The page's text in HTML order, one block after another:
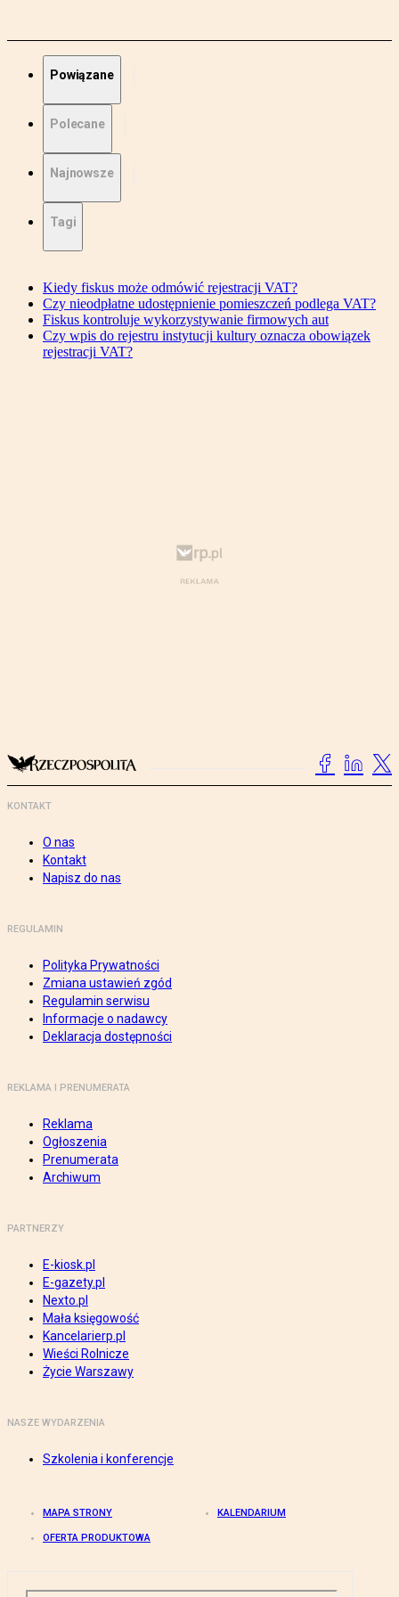
Powiązane
Polecane
Najnowsze
Tagi
Kiedy fiskus może odmówić rejestracji VAT?
Czy nieodpłatne udostępnienie pomieszczeń podlega VAT?
Fiskus kontroluje wykorzystywanie firmowych aut
Czy wpis do rejestru instytucji kultury oznacza obowiązek
rejestracji VAT?
KONTAKT
O nas
Kontakt
Napisz do nas
REGULAMIN
Polityka Prywatności
Zmiana ustawień zgód
Regulamin serwisu
Informacje o nadawcy
Deklaracja dostępności
REKLAMA I PRENUMERATA
Reklama
Ogłoszenia
Prenumerata
Archiwum
PARTNERZY
E-kiosk.pl
E-gazety.pl
Nexto.pl
Mała księgowość
Kancelarierp.pl
Wieści Rolnicze
Życie Warszawy
NASZE WYDARZENIA
Szkolenia i konferencje
MAPA STRONY KALENDARIUM
OFERTA PRODUKTOWA